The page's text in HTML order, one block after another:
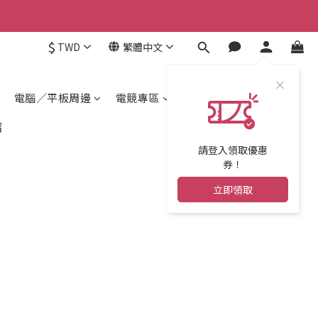
$ TWD 繁體中文
請登入領取優惠
券！
立即領取
電腦／平板周邊
電競專區